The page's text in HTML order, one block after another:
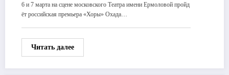
6 и 7 марта на сцене московского Театра имени Ермоловой пройд
ёт российская премьера «Хоры» Охада…
Читать далее